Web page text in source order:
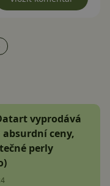
vyprodává
ceny,
perly